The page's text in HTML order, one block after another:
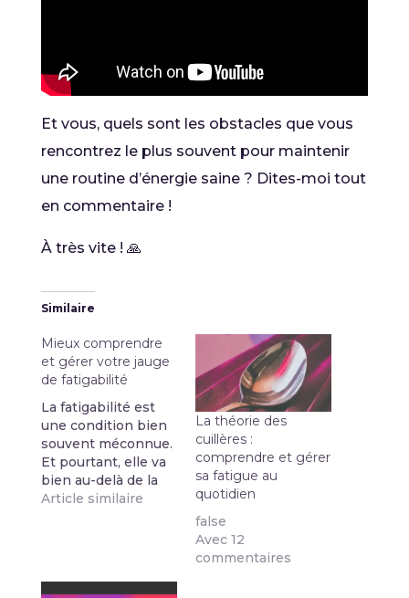
Et vous, quels sont les obstacles que vous
rencontrez le plus souvent pour maintenir
une routine d’énergie saine ? Dites-moi tout
en commentaire !
À très vite ! 🙏
Similaire
Mieux comprendre
et gérer votre jauge
de fatigabilité
La fatigabilité est
une condition bien
souvent méconnue.
Et pourtant, elle va
bien au-delà de la
simple fatigue
Article similaire
La théorie des
cuillères :
comprendre et gérer
sa fatigue au
quotidien
false
Avec 12
commentaires